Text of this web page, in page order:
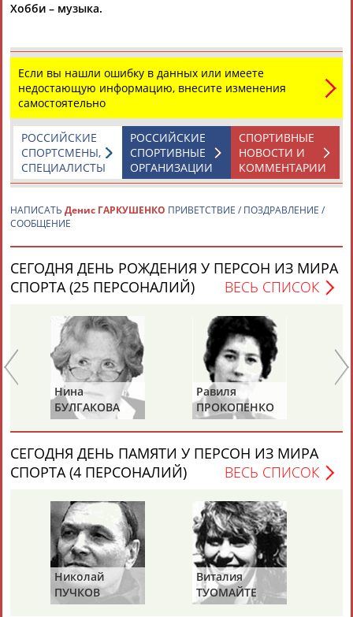
АББАТЕ-
БУЛАТОВА
АББЯСОВА
АБДИКАРИМОВААБДРАХМАНОВ
Каримжан
АБДРАХМАНОВ
Аделя
АБДРАХМАНОВА
Андрей
АБДУВАЛИЕВ
Герман
АБДУЛАЕВ
Рамазан
АБДУЛАЕВ
Тагир
АБДУЛАЕВ
Камиль
АБДУЛАЗИЗОВ
Загалав
АБДУЛБЕКОВ
Камалудин
АБДУЛДАУДОВ
Абдула
АБДУЛЖАЛИЛОВ
Магомед
АБДУЛКАГИРОВ
Назир
АБДУЛЛАЕВ
ЕЩЁ ПЕРСОНЫ
Хобби – музыка.
Если вы нашли ошибку в данных или имеете
недостающую информацию, внесите изменения
самостоятельно
СПОРТИВНЫЕ
НОВОСТИ И
КОММЕНТАРИИ
РОССИЙСКИЕ
СПОРТИВНЫЕ
ОРГАНИЗАЦИИ
РОССИЙСКИЕ
СПОРТСМЕНЫ,
СПЕЦИАЛИСТЫ
НАПИСАТЬ Денис ГАРКУШЕНКО ПРИВЕТСТВИЕ / ПОЗДРАВЛЕНИЕ /
СООБЩЕНИЕ
СЕГОДНЯ ДЕНЬ РОЖДЕНИЯ У ПЕРСОН ИЗ МИРА
СПОРТА (25 ПЕРСОНАЛИЙ)
ВЕСЬ СПИСОК
Нина
БУЛГАКОВА
Равиля
ПРОКОПЕНКО
(САЛИМОВА)
СЕГОДНЯ ДЕНЬ ПАМЯТИ У ПЕРСОН ИЗ МИРА
СПОРТА (4 ПЕРСОНАЛИЙ)
ВЕСЬ СПИСОК
Николай
ПУЧКОВ
Виталия
ТУОМАЙТЕ